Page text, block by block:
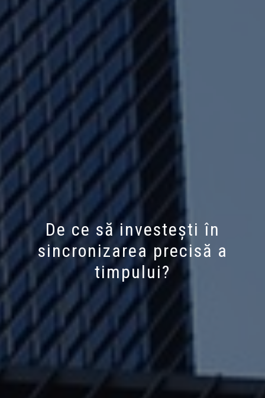
De ce să investești în
sincronizarea precisă a
timpului?